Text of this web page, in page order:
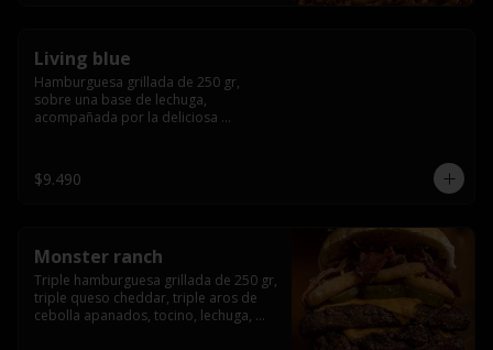
Living blue
Hamburguesa grillada de 250 gr,
sobre una base de lechuga,
acompañada por la deliciosa
wisky jack daniels y salsa de miel.-
$9.490
Monster ranch
Triple hamburguesa grillada de 250 gr,
triple queso cheddar, triple aros de
cebolla apanados, tocino, lechuga,